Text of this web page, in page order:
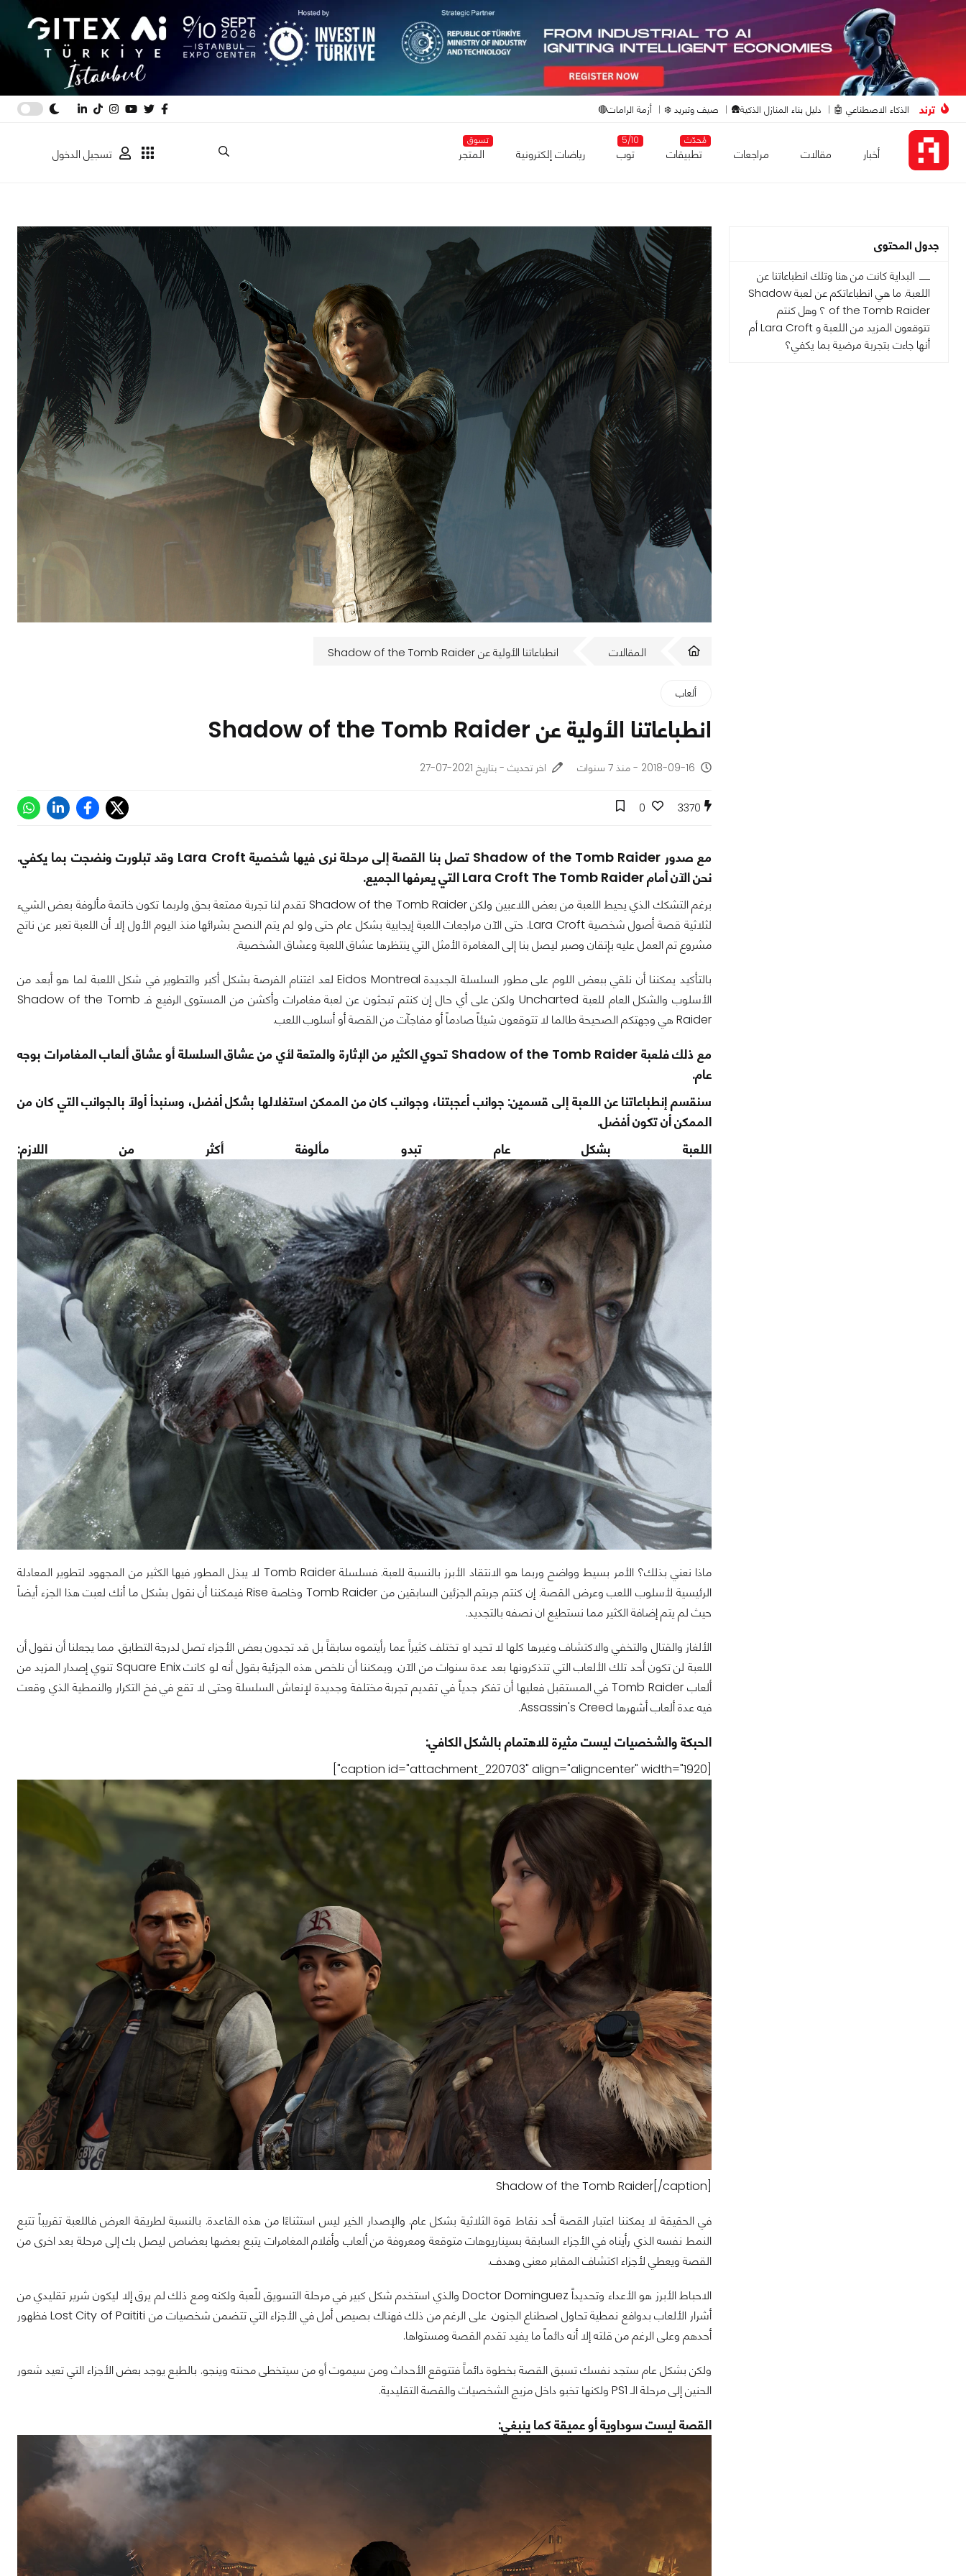
ترند الذكاء الاصطناعي 🤖 دليل بناء المنازل الذكية🛖 صيف وتبريد ❄️ أزمة الرامات🔴
أخبار مقالات مراجعات
مُحدّث
تطبيقات
5/10
توب رياضات إلكترونية
تسوق
المتجر تسجيل الدخول
جدول المحتوى
البداية كانت من هنا وتلك انطباعاتنا عن
اللعبة. ما هي انطباعاتكم عن لعبة Shadow
of the Tomb Raider ؟ وهل كنتم
تتوقعون المزيد من اللعبة و Lara Croft أم
أنها جاءت بتجربة مرضية بما يكفي؟
المقالات انطباعاتنا الأولية عن Shadow of the Tomb Raider
ألعاب
انطباعاتنا الأولية عن Shadow of the Tomb Raider
2018-09-16 - منذ 7 سنوات اخر تحديث - بتاريخ 2021-07-27
3370
0
مع صدور Shadow of the Tomb Raider تصل بنا القصة إلى مرحلة نرى فيها شخصية Lara Croft وقد تبلورت ونضجت بما يكفي.
نحن الآن أمام Lara Croft The Tomb Raider التي يعرفها الجميع.
برغم التشكك الذي يحيط اللعبة من بعض اللاعبين ولكن Shadow of the Tomb Raider تقدم لنا تجربة ممتعة بحق ولربما تكون خاتمة مألوفة بعض الشيء
لثلاثية قصة أصول شخصية Lara Croft. حتى الآن مراجعات اللعبة إيجابية بشكل عام حتى ولو لم يتم النصح بشرائها منذ اليوم الأول إلا أن اللعبة تعبر عن ناتج
مشروع تم العمل عليه بإتقان وصبر ليصل بنا إلى المغامرة الأمثل التي ينتظرها عشاق اللعبة وعشاق الشخصية.
بالتأكيد يمكننا أن نلقي ببعض اللوم على مطور السلسلة الجديدة Eidos Montreal لعد اغتنام الفرصة بشكل أكبر والتطوير في شكل اللعبة لما هو أبعد من
الأسلوب والشكل العام للعبة Uncharted ولكن على أي حال إن كنتم تبحثون عن لعبة مغامرات وأكشن من المستوى الرفيع فـ Shadow of the Tomb
Raider هي وجهتكم الصحيحة طالما لا تتوقعون شيئاً صادماً أو مفاجآت من القصة أو أسلوب اللعب.
مع ذلك فلعبة Shadow of the Tomb Raider تحوي الكثير من الإثارة والمتعة لأي من عشاق السلسلة أو عشاق ألعاب المغامرات بوجه
عام.
سنقسم إنطباعاتنا عن اللعبة إلى قسمين: جوانب أعجبتنا، وجوانب كان من الممكن استغلالها بشكل أفضل، وسنبدأ أولاً بالجوانب التي كان من
الممكن أن تكون أفضل.
اللعبة بشكل عام تبدو مألوفة أكثر من اللازم:
ماذا نعني بذلك؟ الأمر بسيط وواضح وربما هو الانتقاد الأبرز بالنسبة للعبة. فسلسلة Tomb Raider لا يبذل المطور فيها الكثير من المجهود لتطوير المعادلة
الرئيسية لأسلوب اللعب وعرض القصة. إن كنتم جربتم الجزئين السابقين من Tomb Raider وخاصة Rise فيمكننا أن نقول بشكل ما أنك لعبت هذا الجزء أيضاً
حيث لم يتم إضافة الكثير مما نستطيع ان نصفه بالتجديد.
الألغاز والقتال والتخفي والاكتشاف وغيرها كلها لا تحيد او تختلف كثيراً عما رأيتموه سابقاً بل قد تجدون بعض الأجزاء تصل لدرجة التطابق. مما يجعلنا أن نقول أن
اللعبة لن تكون أحد تلك الألعاب التي تتذكرونها بعد عدة سنوات من الآن. ويمكننا أن نلخص هذه الجزئية بقول أنه لو كانت Square Enix تنوي إصدار المزيد من
ألعاب Tomb Raider في المستقبل فعليها أن تفكر جدياً في تقديم تجربة مختلفة وجديدة لإنعاش السلسلة وحتى لا تقع في فخ التكرار والنمطية الذي وقعت
فيه عدة ألعاب أشهرها Assassin's Creed.
الحبكة والشخصيات ليست مثيرة للاهتمام بالشكل الكافي:
Shadow of the Tomb Raider[/caption]
في الحقيقة لا يمكننا اعتبار القصة أحد نقاط قوة الثلاثية بشكل عام. والإصدار الخير ليس استثناءًا من هذه القاعدة. بالنسبة لطريقة العرض فاللعبة تقريباً تتبع
النمط نفسه الذي رأيناه في الأجزاء السابقة بسيناريوهات متوقعة ومعروفة من ألعاب وأفلام المغامرات يتبع بعضها بعضاص ليصل بك إلى مرحلة بعد اخرى من
القصة ويعطي لأجزاء اكتشاف المقابر معنى وهدف.
الاحباط الأبرز هو الأعداء وتحديداً Doctor Dominguez والذي استخدم شكل كبير في مرحلة التسويق للّعبة ولكنه ومع ذلك لم يرق إلا ليكون شرير تقليدي من
أشرار الألعاب بدوافع نمطية تحاول اصطناع الجنون. على الرغم من ذلك فهناك بصيص أمل في الأجزاء التي تتضمن شخصيات من Lost City of Paititi فظهور
أحدهم وعلى الرغم من قلته إلا أنه دائماً ما يفيد تقدم القصة ومستواها.
ولكن بشكل عام ستجد نفسك تسبق القصة بخطوة دائماً فتتوقع الأحداث ومن سيموت أو من سيتخطى محنته وينجو. بالطبع يوجد بعض الأجزاء التي تعيد شعور
الحنين إلى مرحلة الـ PS1 ولكنها تخبو داخل مزيج الشخصيات والقصة التقليدية.
القصة ليست سوداوية أو عميقة كما ينبغي: